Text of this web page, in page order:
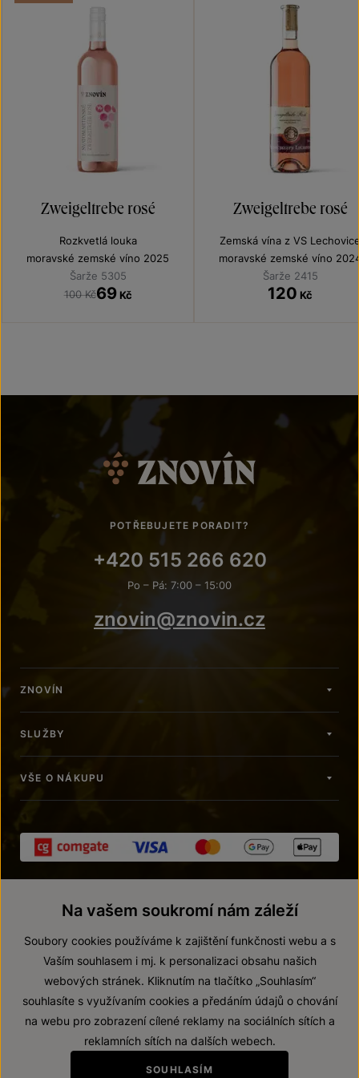
Zweigeltrebe rosé
Rozkvetlá louka
moravské zemské víno 2025
Šarže 5305
100 Kč69 Kč
Zweigeltrebe rosé
Zemská vína z VS
moravské zemské víno
Šarže 2415
120 Kč
POTŘEBUJETE PORADIT?
+420 515 266 620
Po – Pá: 7:00 – 15:00
znovin@znovin.cz
ZNOVÍN
SLUŽBY
VŠE O NÁKUPU
© 2026 ZNOVÍN ZNOJMO, a. s.
Prohlášení o přístupnosti
Na vašem soukromí nám záleží
Soubory cookies používáme k zajištění funkčnosti webu a s
Vaším souhlasem i mj. k personalizaci obsahu našich
webových stránek. Kliknutím na tlačítko „Souhlasím“
souhlasíte s využívaním cookies a předáním údajů o chování
na webu pro zobrazení cílené reklamy na sociálních sítích a
reklamních sítích na dalších webech.
SOUHLASÍM